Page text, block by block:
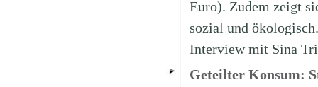
Euro). Zudem zeigt
sozial und
Interview mit Sina
Geteilter Konsum: